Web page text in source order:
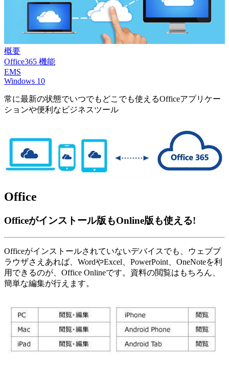
概要
Office365 機能
EMS
Windows 10
常に最新の状態でいつでもどこでも使えるOfficeアプリケー
ションや便利なビジネスツール
Office
Officeがインストール版もOnline版も使える!
Officeがインストールされていないデバイスでも、ウェブブ
ラウザさえあれば、WordやExcel、PowerPoint、OneNoteを利
用できるのが、Office Onlineです。資料の閲覧はもちろん、
簡単な編集が行えます。